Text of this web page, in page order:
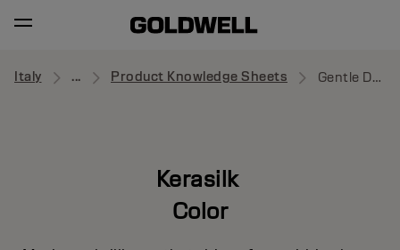
Italy ... Product Knowledge Sheets Gentle Dry Shampoo
Kerasilk
Color